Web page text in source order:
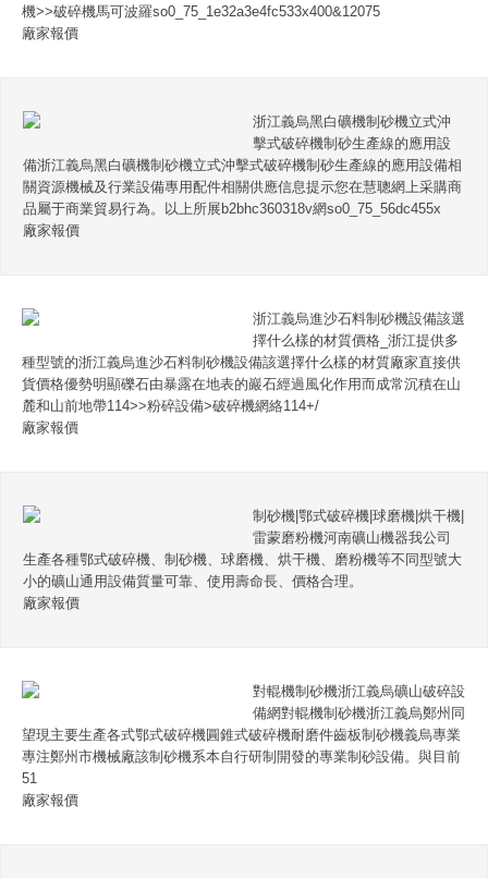
機>>破碎機馬可波羅so0_75_1e32a3e4fc533x400&12075
廠家報價
浙江義烏黑白礦機制砂機立式沖
擊式破碎機制砂生產線的應用設
備浙江義烏黑白礦機制砂機立式沖擊式破碎機制砂生產線的應用設備相
關資源機械及行業設備專用配件相關供應信息提示您在慧聰網上采購商
品屬于商業貿易行為。以上所展b2bhc360318v網so0_75_56dc455x
廠家報價
浙江義烏進沙石料制砂機設備該選
擇什么樣的材質價格_浙江提供多
種型號的浙江義烏進沙石料制砂機設備該選擇什么樣的材質廠家直接供
貨價格優勢明顯礫石由暴露在地表的巖石經過風化作用而成常沉積在山
麓和山前地帶114>>粉碎設備>破碎機網絡114+/
廠家報價
制砂機|鄂式破碎機|球磨機|烘干機|
雷蒙磨粉機河南礦山機器我公司
生產各種鄂式破碎機、制砂機、球磨機、烘干機、磨粉機等不同型號大
小的礦山通用設備質量可靠、使用壽命長、價格合理。
廠家報價
對輥機制砂機浙江義烏礦山破碎設
備網對輥機制砂機浙江義烏鄭州同
望現主要生產各式鄂式破碎機圓錐式破碎機耐磨件齒板制砂機義烏專業
專注鄭州市機械廠該制砂機系本自行研制開發的專業制砂設備。與目前
51
廠家報價